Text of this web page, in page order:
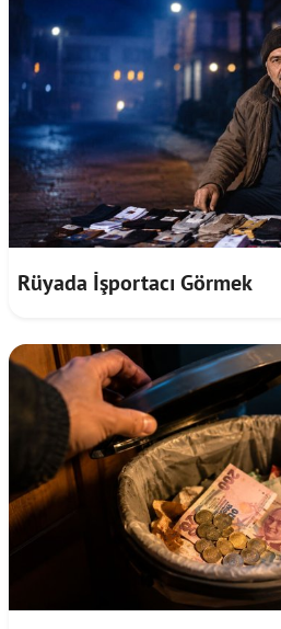
Rüyada İşportacı Görmek